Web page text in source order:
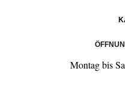
Montag bis